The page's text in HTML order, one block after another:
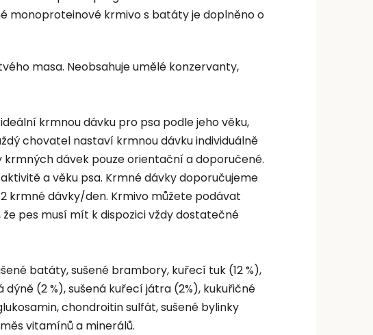
monoproteinové krmivo s batáty je doplněno o
masa. Neobsahuje umělé konzervanty,
krmnou dávku pro psa podle jeho věku,
chovatel nastaví krmnou dávku individuálně
dávek pouze orientační a doporučené.
a věku psa. Krmné dávky doporučujeme
krmné dávky/den. Krmivo můžete podávat
pes musí mít k dispozici vždy dostatečné
batáty, sušené brambory, kuřecí tuk (12 %),
(2 %), sušená kuřecí játra (2%), kukuřičné
chondroitin sulfát, sušené bylinky
vitamínů a minerálů.